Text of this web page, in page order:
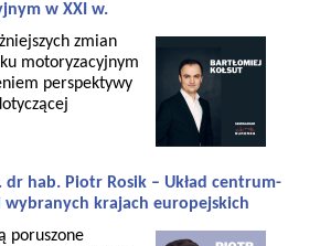
w XXI w.
zmian
motoryzacyjnym
perspektywy
hab. Piotr Rosik – Układ centrum-
krajach europejskich
poruszone